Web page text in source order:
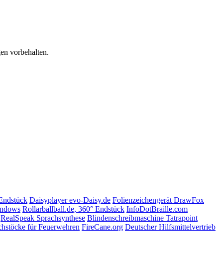
vorbehalten.
Daisyplayer evo-Daisy.de Folienzeichengerät DrawFox
Rollarballball.de, 360° Endstück InfoDotBraille.com
RealSpeak Sprachsynthese Blindenschreibmaschine Tatrapoint
für Feuerwehren FireCane.org Deutscher Hilfsmittelvertrieb